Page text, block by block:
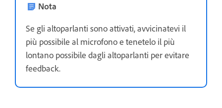
Nota
Se gli altoparlanti sono attivati, avvicinatevi il
più possibile al microfono e tenetelo il più
lontano possibile dagli altoparlanti per evitare
feedback.